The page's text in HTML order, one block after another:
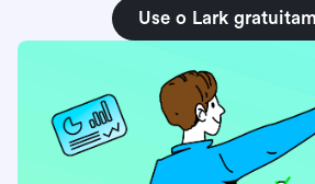
Use o Lark